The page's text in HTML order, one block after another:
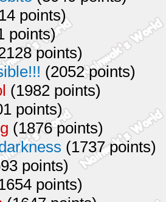
points)
points)
points)
(2052 points)
(1982 points)
points)
(1876 points)
(1737 points)
points)
points)